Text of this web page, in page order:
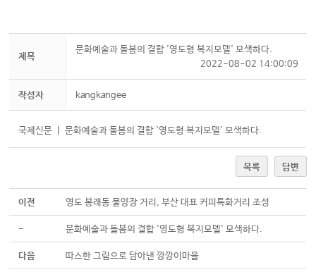
제목
문화예술과 돌봄의 결합 '영도형 복지모델' 모색하다.
2022-08-02 14:00:09
작성자 kangkangee
국제신문 ㅣ 문화예술과 돌봄의 결합 '영도형 복지모델' 모색하다.
목록 답변
이전 영도 봉래동 물양장 거리, 부산 대표 커피특화거리 조성
- 문화예술과 돌봄의 결합 '영도형 복지모델' 모색하다.
다음 따스한 그림으로 담아낸 깡깡이마을